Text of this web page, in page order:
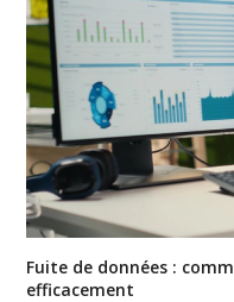
Fuite de données :
efficacement